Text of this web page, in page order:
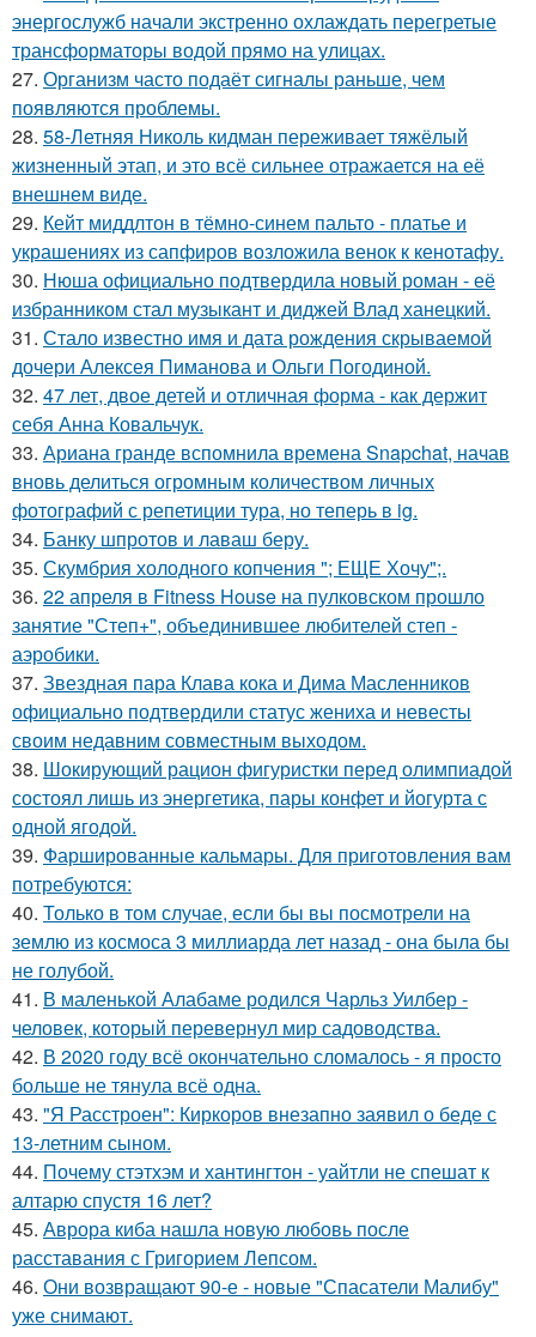
энергослужб начали экстренно охлаждать перегретые
трансформаторы водой прямо на улицах.
27. Организм часто подаёт сигналы раньше, чем
появляются проблемы.
28. 58-Летняя Николь кидман переживает тяжёлый
жизненный этап, и это всё сильнее отражается на её
внешнем виде.
29. Кейт миддлтон в тёмно-синем пальто - платье и
украшениях из сапфиров возложила венок к кенотафу.
30. Нюша официально подтвердила новый роман - её
избранником стал музыкант и диджей Влад ханецкий.
31. Стало известно имя и дата рождения скрываемой
дочери Алексея Пиманова и Ольги Погодиной.
32. 47 лет, двое детей и отличная форма - как держит
себя Анна Ковальчук.
33. Ариана гранде вспомнила времена Snapchat, начав
вновь делиться огромным количеством личных
фотографий с репетиции тура, но теперь в ig.
34. Банку шпротов и лаваш беру.
35. Скумбрия холодного копчения "; ЕЩЕ Хочу";.
36. 22 апреля в Fitness House на пулковском прошло
занятие "Степ+", объединившее любителей степ -
аэробики.
37. Звездная пара Клава кока и Дима Масленников
официально подтвердили статус жениха и невесты
своим недавним совместным выходом.
38. Шокирующий рацион фигуристки перед олимпиадой
состоял лишь из энергетика, пары конфет и йогурта с
одной ягодой.
39. Фаршированные кальмары. Для приготовления вам
потребуются:
40. Только в том случае, если бы вы посмотрели на
землю из космоса 3 миллиарда лет назад - она была бы
не голубой.
41. В маленькой Алабаме родился Чарльз Уилбер -
человек, который перевернул мир садоводства.
42. В 2020 году всё окончательно сломалось - я просто
больше не тянула всё одна.
43. "Я Расстроен": Киркоров внезапно заявил о беде с
13-летним сыном.
44. Почему стэтхэм и хантингтон - уайтли не спешат к
алтарю спустя 16 лет?
45. Аврора киба нашла новую любовь после
расставания с Григорием Лепсом.
46. Они возвращают 90-е - новые "Спасатели Малибу"
уже снимают.